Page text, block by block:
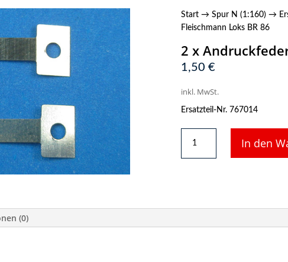
Start→ Spur N (1:160)→
Fleischmann Loks BR 86
2 x
1,50 €
inkl. MwSt.
Ersatzteil-Nr. 767014
Andruckfeder
BR
86
In den
(0)